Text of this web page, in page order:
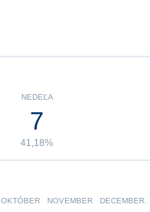
NEDEĽA
7
41,18%
OKTÓBER NOVEMBER DECEMBER.